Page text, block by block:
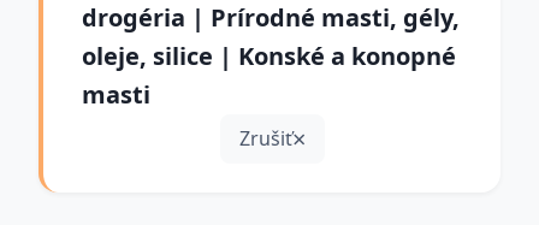
drogéria | Prírodné masti, gély,
oleje, silice | Konské a konopné
masti
Zrušiť